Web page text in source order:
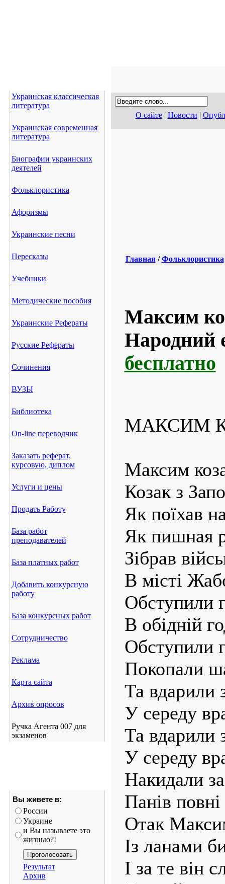
Украинская классическая
литература
Украинская современная
литература
Биографии украинских
деятелей
Фольклористика
Афоризмы
Украинские песни
Пересказы
Учебники
Методические пособия
Украинские Рефераты
Русские Рефераты
Сочинения
ВУЗЫ
Библиотека
On-line переводчик
Заказать реферат,
курсовую, диплом
Услуги и цены
Продать Работу
База работ
преподавателей
База платных работ
Добавить конкурсную
работу
База конкурсных работ
Сотрудничество
Реклама
Карта сайта
Архив опросов
Ручка Агента 007 для
экзаменов
Вы живете в:
России
Украине
и Вы называете это
жизнью?!
Результат
Архив
О сайте| Новости |
Главная/Фольклористика
Максим
Народний
бесплатно
МАКСИМ
Максим
Козак з
Як поїхав
Як пишная
Зібрав
В місті
Обступили
В обідній
Обступили
Покопали
Та вдарили
У середу
Та вдарили
У середу
Накидали
Панів
Отак
Із ланами
І за те він